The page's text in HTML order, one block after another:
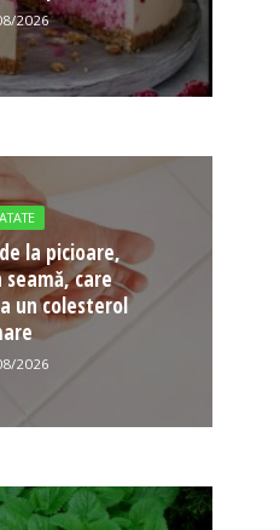
2026
la picioare,
care
un colesterol
2026